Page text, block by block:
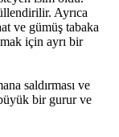
Ayrıca
ve gümüş tabaka
için ayrı bir
saldırması ve
bir gurur ve